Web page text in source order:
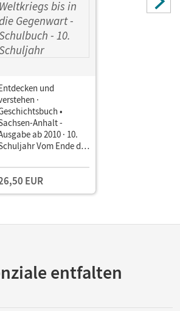
und
·
•
Anhalt -
ab 2010 · 10.
Vom Ende des
die Gegenwart •
EUR
entfalten